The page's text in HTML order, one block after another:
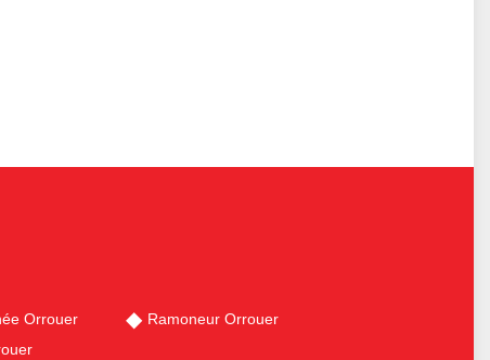
Orrouer
Ramoneur Orrouer